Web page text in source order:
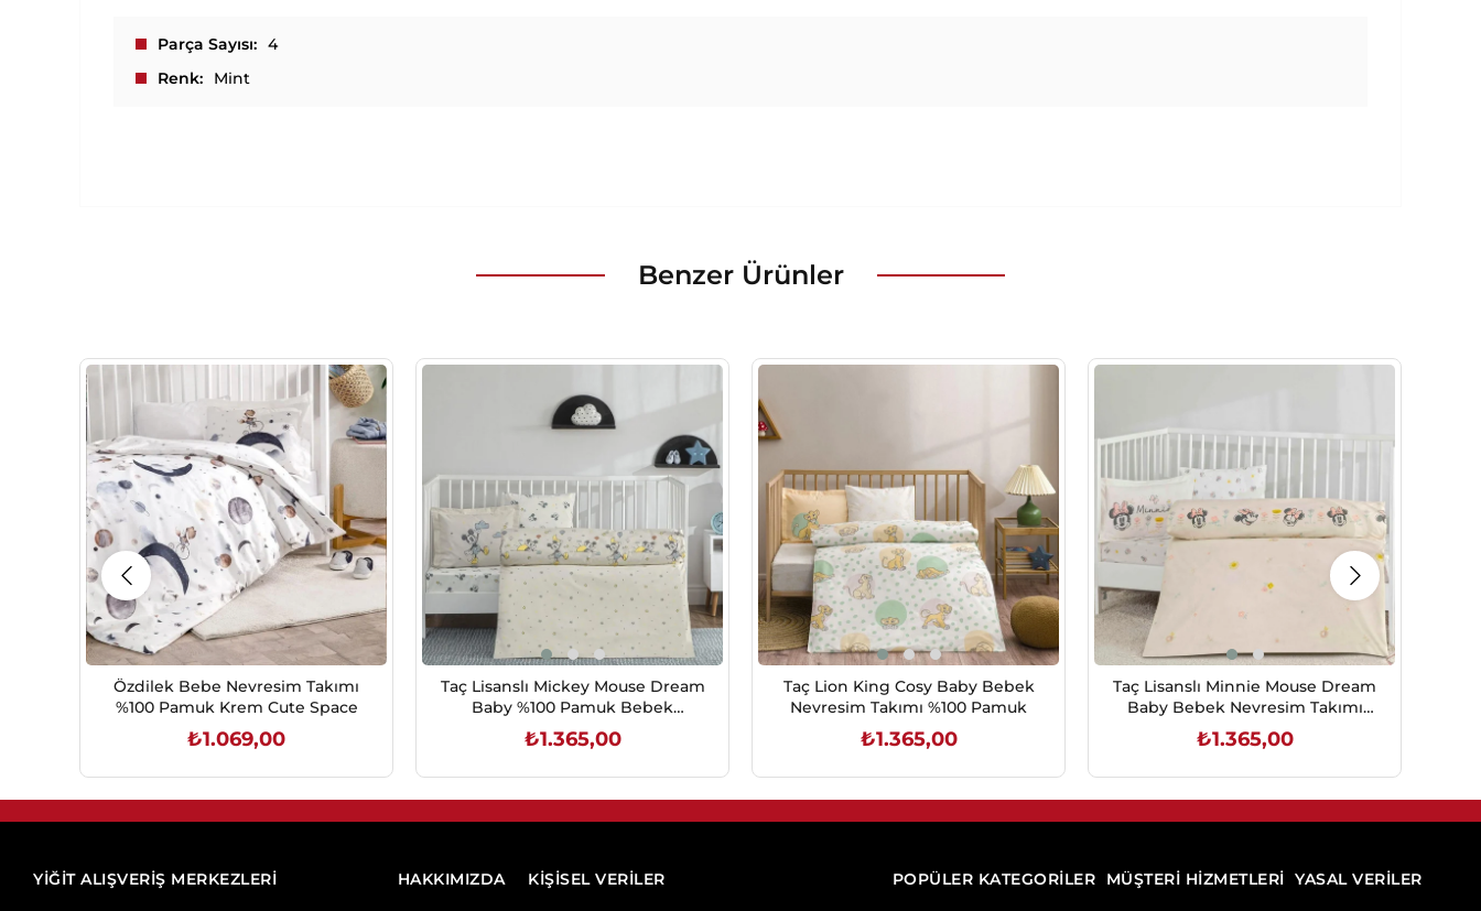
Parça Sayısı
4
Renk
Mint
Benzer Ürünler
Özdilek Bebe Nevresim Takımı
%100 Pamuk Krem Cute Space
₺1.069,00
Taç Lisanslı Mickey Mouse Dream
Baby %100 Pamuk Bebek
Nevresim Takımı 100x150 cm
₺1.365,00
Taç Lion King Cosy Baby Bebek
Nevresim Takımı %100 Pamuk
₺1.365,00
Taç Lisanslı Minnie Mouse Dream
Baby Bebek Nevresim Takımı
%100 Pamuk
₺1.365,00
YİĞİT ALIŞVERİŞ MERKEZLERİ HAKKIMIZDA KİŞİSEL VERİLER POPÜLER KATEGORİLER MÜŞTERİ HİZMETLERİ YASAL VERİLER